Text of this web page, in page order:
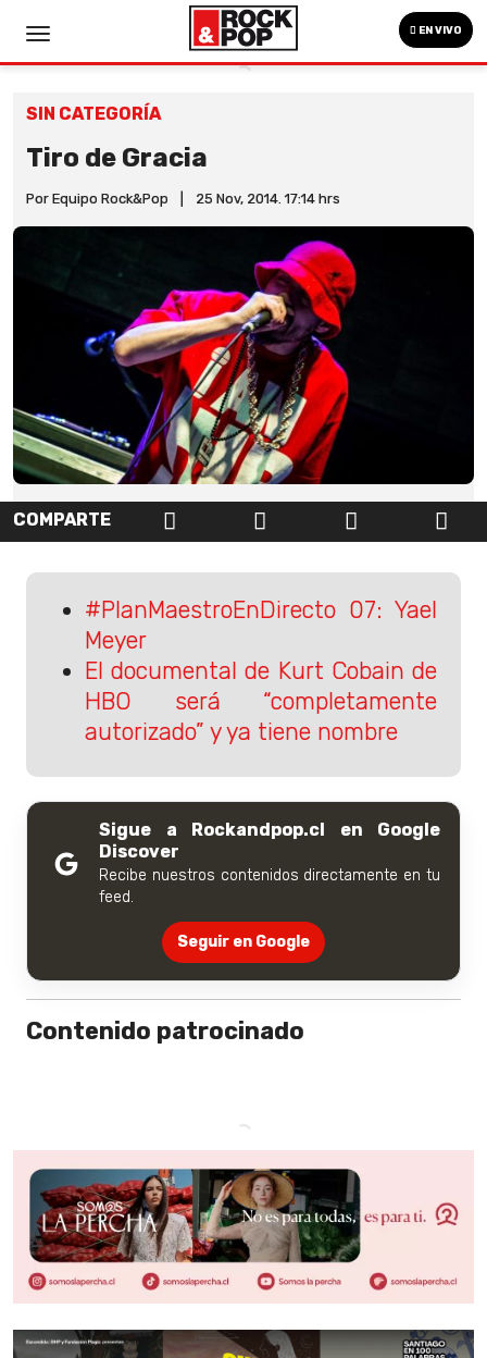
EN VIVO
SIN CATEGORÍA
Tiro de Gracia
Por Equipo Rock&Pop 25 Nov, 2014. 17:14 hrs
COMPARTE
#PlanMaestroEnDirecto 07: Yael
Meyer
El documental de Kurt Cobain de
HBO será “completamente
autorizado” y ya tiene nombre
Sigue a Rockandpop.cl en Google
Discover
Recibe nuestros contenidos directamente en tu
feed.
Seguir en Google
Contenido patrocinado